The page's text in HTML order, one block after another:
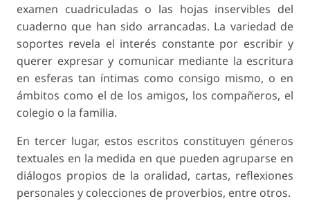
examen cuadriculadas o las hojas inservibles del
cuaderno que han sido arrancadas. La variedad de
soportes revela el interés constante por escribir y
querer expresar y comunicar mediante la escritura
en esferas tan íntimas como consigo mismo, o en
ámbitos como el de los amigos, los compañeros, el
colegio o la familia.
En tercer lugar, estos escritos constituyen géneros
textuales en la medida en que pueden agruparse en
diálogos propios de la oralidad, cartas, reflexiones
personales y colecciones de proverbios, entre otros.